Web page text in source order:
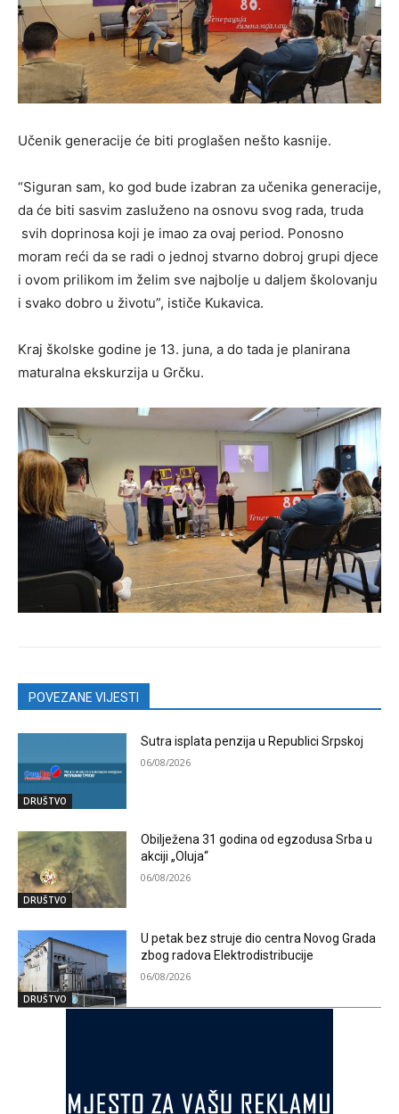
Učenik generacije će biti proglašen nešto kasnije.
“Siguran sam, ko god bude izabran za učenika generacije,
da će biti sasvim zasluženo na osnovu svog rada, truda
svih doprinosa koji je imao za ovaj period. Ponosno
moram reći da se radi o jednoj stvarno dobroj grupi djece
i ovom prilikom im želim sve najbolje u daljem školovanju
i svako dobro u životu”, ističe Kukavica.
Kraj školske godine je 13. juna, a do tada je planirana
maturalna ekskurzija u Grčku.
POVEZANE VIJESTI
DRUŠTVO
Sutra isplata penzija u Republici Srpskoj
06/08/2026
DRUŠTVO
Obilježena 31 godina od egzodusa Srba u
akciji „Oluja“
06/08/2026
DRUŠTVO
U petak bez struje dio centra Novog Grada
zbog radova Elektrodistribucije
06/08/2026